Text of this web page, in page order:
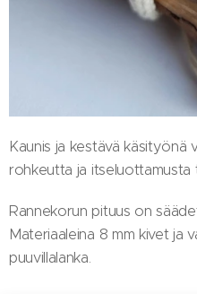
Kaunis ja kestävä käsityönä
rohkeutta ja itseluottamusta
Rannekorun pituus on
Materiaaleina 8 mm kivet ja
puuvillalanka.